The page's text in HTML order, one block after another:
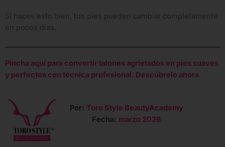
Si haces esto bien, tus pies pueden cambiar completamente
en pocos días.
Pincha aquí para convertir talones agrietados en pies suaves
y perfectos con técnica profesional. Descúbrelo ahora
Por: Toro Style BeautyAcademy
Fecha: marzo 2026